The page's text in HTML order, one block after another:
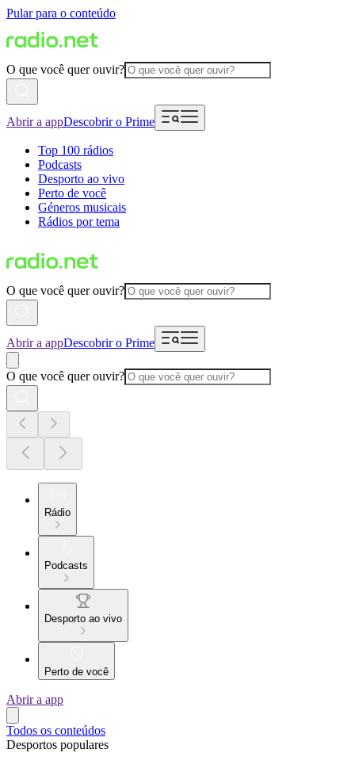
Pular para o conteúdo
O que você quer ouvir?
Abrir a appDescobrir o Prime
Top 100 rádios
Podcasts
Desporto ao vivo
Perto de você
Géneros musicais
Rádios por tema
O que você quer ouvir?
Abrir a appDescobrir o Prime
O que você quer ouvir?
Rádio
Podcasts
Desporto ao vivo
Perto de você
Abrir a app
Todos os conteúdos
Desportos populares